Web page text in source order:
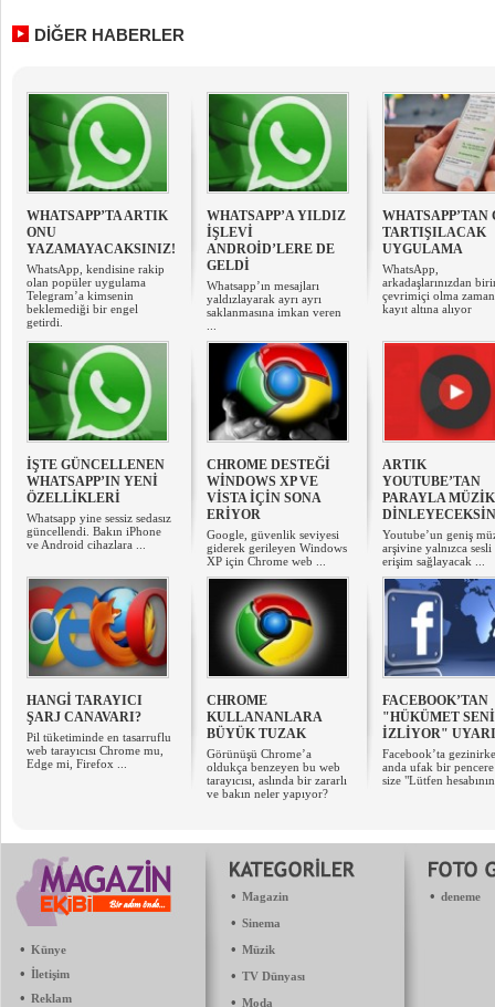
DİĞER HABERLER
WHATSAPP’TA ARTIK
ONU
YAZAMAYACAKSINIZ!
WhatsApp, kendisine rakip
olan popüler uygulama
Telegram’a kimsenin
beklemediği bir engel
getirdi.
WHATSAPP’A YILDIZ
İŞLEVİ
ANDROİD’LERE DE
GELDİ
Whatsapp’ın mesajları
yaldızlayarak ayrı ayrı
saklanmasına imkan veren
WHATSAPP’TAN
TARTIŞILACAK
UYGULAMA
WhatsApp,
arkadaşlarınızdan
çevrimiçi olma
kayıt altına alıyor
İŞTE GÜNCELLENEN
WHATSAPP’IN YENİ
ÖZELLİKLERİ
Whatsapp yine sessiz sedasız
güncellendi. Bakın iPhone
ve Android cihazlara ...
CHROME DESTEĞİ
WİNDOWS XP VE
VİSTA İÇİN SONA
ERİYOR
Google, güvenlik seviyesi
giderek gerileyen Windows
XP için Chrome web ...
ARTIK
YOUTUBE’TAN
PARAYLA MÜZİK
Youtube’un geniş
arşivine yalnızca
erişim sağlayacak ...
HANGİ TARAYICI
ŞARJ CANAVARI?
Pil tüketiminde en tasarruflu
web tarayıcısı Chrome mu,
Edge mi, Firefox ...
CHROME
KULLANANLARA
BÜYÜK TUZAK
Görünüşü Chrome’a
oldukça benzeyen bu web
tarayıcısı, aslında bir zararlı
ve bakın neler yapıyor?
FACEBOOK’TAN
"HÜKÜMET SENİ
İZLİYOR"
Facebook’ta
anda ufak bir pencere
size "Lütfen
• Künye
• İletişim
• Reklam
• Magazin
• Sinema
• Müzik
• TV Dünyası
• Moda
• deneme